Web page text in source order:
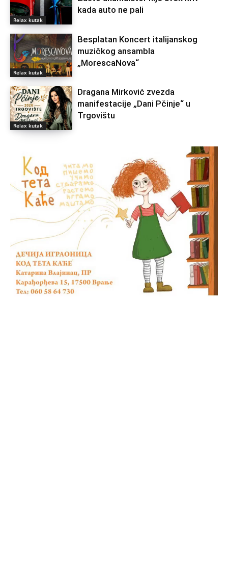
Relax kutak
kada auto ne pali
Relax kutak
Besplatan Koncert italijanskog
muzičkog ansambla
„MorescaNova“
Relax kutak
Dragana Mirković zvezda
manifestacije „Dani Pčinje“ u
Trgovištu